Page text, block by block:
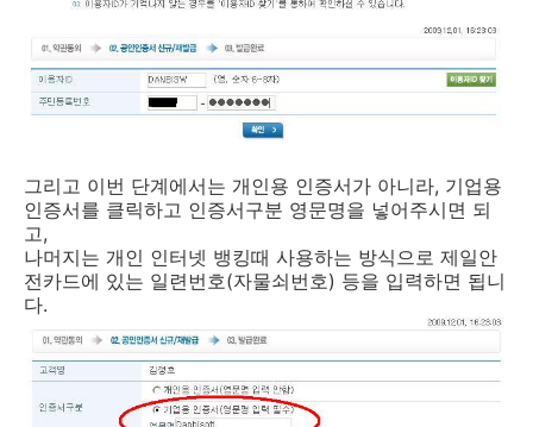
그리고 이번 단계에서는 개인용 인증서가 아니라, 기업용
인증서를 클릭하고 인증서구분 영문명을 넣어주시면 되
고,
나머지는 개인 인터넷 뱅킹때 사용하는 방식으로 제일안
전카드에 있는 일련번호(자물쇠번호) 등을 입력하면 됩니
다.